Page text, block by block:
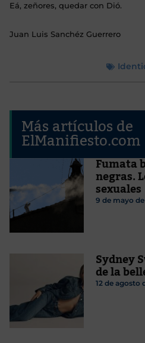
Eá, zeñores, quedar con Dió.
Juan Luis Sanchéz Guerrero
Más artículos de
ElManifiesto.com
Fumata
negras.
sexuales
9 de mayo
Sydney
de la
12 de agosto